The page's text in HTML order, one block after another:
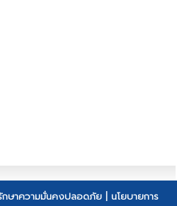
กษาความมั่นคงปลอดภัย |นโยบายการ